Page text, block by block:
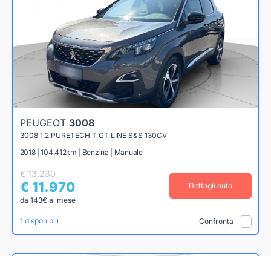
PEUGEOT 3008
3008 1.2 PURETECH T GT LINE S&S 130CV
2018 | 104.412km | Benzina | Manuale
€ 13.230
€ 11.970
da 143€ al mese
Dettagli auto
1 disponibili Confronta